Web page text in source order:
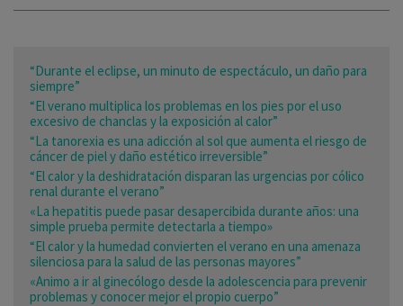
“Durante el eclipse, un minuto de espectáculo, un daño para
siempre”
“El verano multiplica los problemas en los pies por el uso
excesivo de chanclas y la exposición al calor”
“La tanorexia es una adicción al sol que aumenta el riesgo de
cáncer de piel y daño estético irreversible”
“El calor y la deshidratación disparan las urgencias por cólico
renal durante el verano”
«La hepatitis puede pasar desapercibida durante años: una
simple prueba permite detectarla a tiempo»
“El calor y la humedad convierten el verano en una amenaza
silenciosa para la salud de las personas mayores”
«Animo a ir al ginecólogo desde la adolescencia para prevenir
problemas y conocer mejor el propio cuerpo”